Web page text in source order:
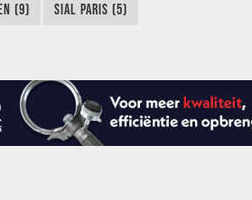
(9) SIAL PARIS (5)